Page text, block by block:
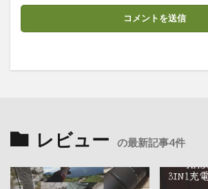
レビュー の最新記事4件